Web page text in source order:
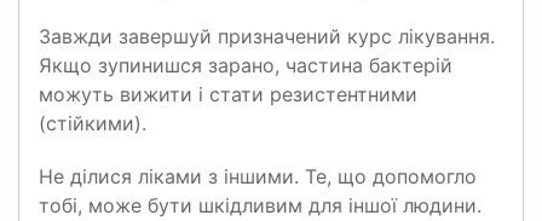
Завжди завершуй призначений курс лікування.
Якщо зупинишся зарано, частина бактерій
можуть вижити і стати резистентними
(стійкими).
Не ділися ліками з іншими. Те, що допомогло
тобі, може бути шкідливим для іншої людини.